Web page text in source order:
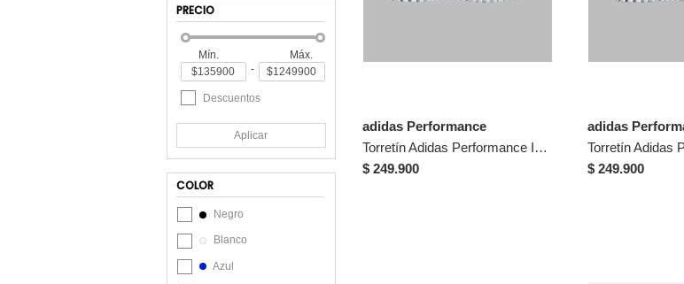
Score
PRECIO
Mín.
Máx.
-
Descuentos
Aplicar
COLOR
Negro
Blanco
Azul
adidas Performance
Torretín Adidas Performance Infantil F50 Club De Niños Para Pasto Sintético TF - Fútbol | Césped Sintético
$ 249.900
adidas
$ 249.900